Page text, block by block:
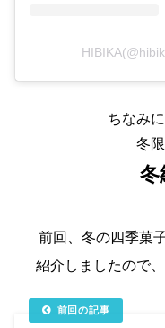
ちなみ
冬
冬
前回、冬の四季菓
紹介しましたので